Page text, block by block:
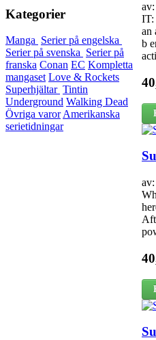
Kategorier
Manga Serier på engelska
Serier på svenska Serier på
franska Conan EC Kompletta
mangaset Love & Rockets
Superhjältar Tintin
Underground Walking Dead
Övriga varorAmerikanska
serietidningar
IT:
an
b